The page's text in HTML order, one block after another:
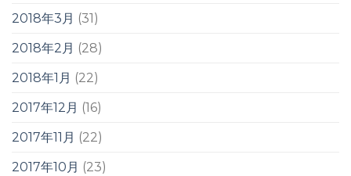
2018年3月 (31)
2018年2月 (28)
2018年1月 (22)
2017年12月 (16)
2017年11月 (22)
2017年10月 (23)